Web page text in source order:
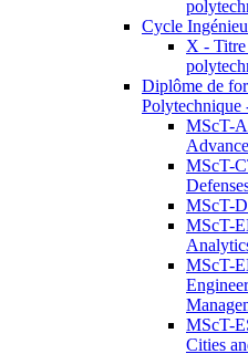
Cycle
X - Titre
Diplôme de
MScT-
MScT-
MScT-
MScT-
MScT-
MScT-
Cities